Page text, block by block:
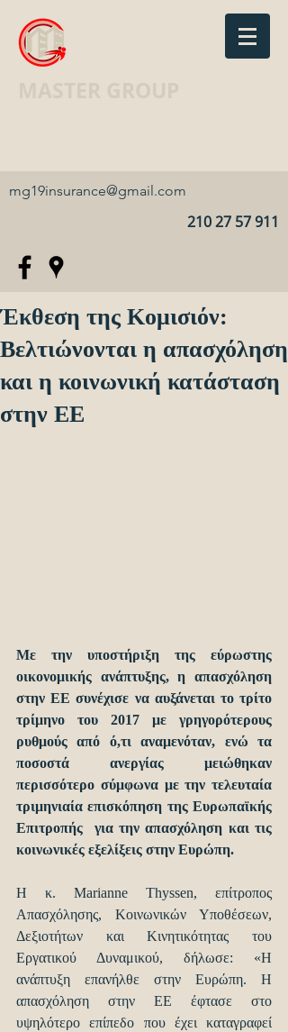
mg19insurance@gmail.com
210 27 57 911
Έκθεση της Κομισιόν:
Βελτιώνονται η απασχόληση
και η κοινωνική κατάσταση
στην ΕΕ
Με την υποστήριξη της εύρωστης
οικονομικής ανάπτυξης, η απασχόληση
στην ΕΕ συνέχισε να αυξάνεται το τρίτο
τρίμηνο του 2017 με γρηγορότερους
ρυθμούς από ό,τι αναμενόταν, ενώ τα
ποσοστά ανεργίας μειώθηκαν
περισσότερο σύμφωνα με την τελευταία
τριμηνιαία επισκόπηση της Ευρωπαϊκής
Επιτροπής  για την απασχόληση και τις
κοινωνικές εξελίξεις στην Ευρώπη.
Η κ. Marianne Thyssen, επίτροπος
Απασχόλησης, Κοινωνικών Υποθέσεων,
Δεξιοτήτων και Κινητικότητας του
Εργατικού Δυναμικού, δήλωσε: «Η
ανάπτυξη επανήλθε στην Ευρώπη. Η
απασχόληση στην ΕΕ έφτασε στο
υψηλότερο επίπεδο που έχει καταγραφεί